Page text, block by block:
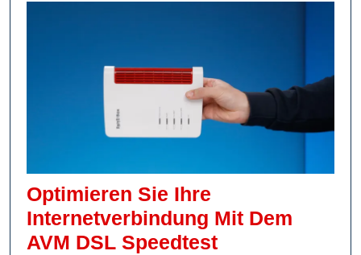
Optimieren Sie Ihre
Internetverbindung Mit Dem
AVM DSL SpeedtestOptimieren